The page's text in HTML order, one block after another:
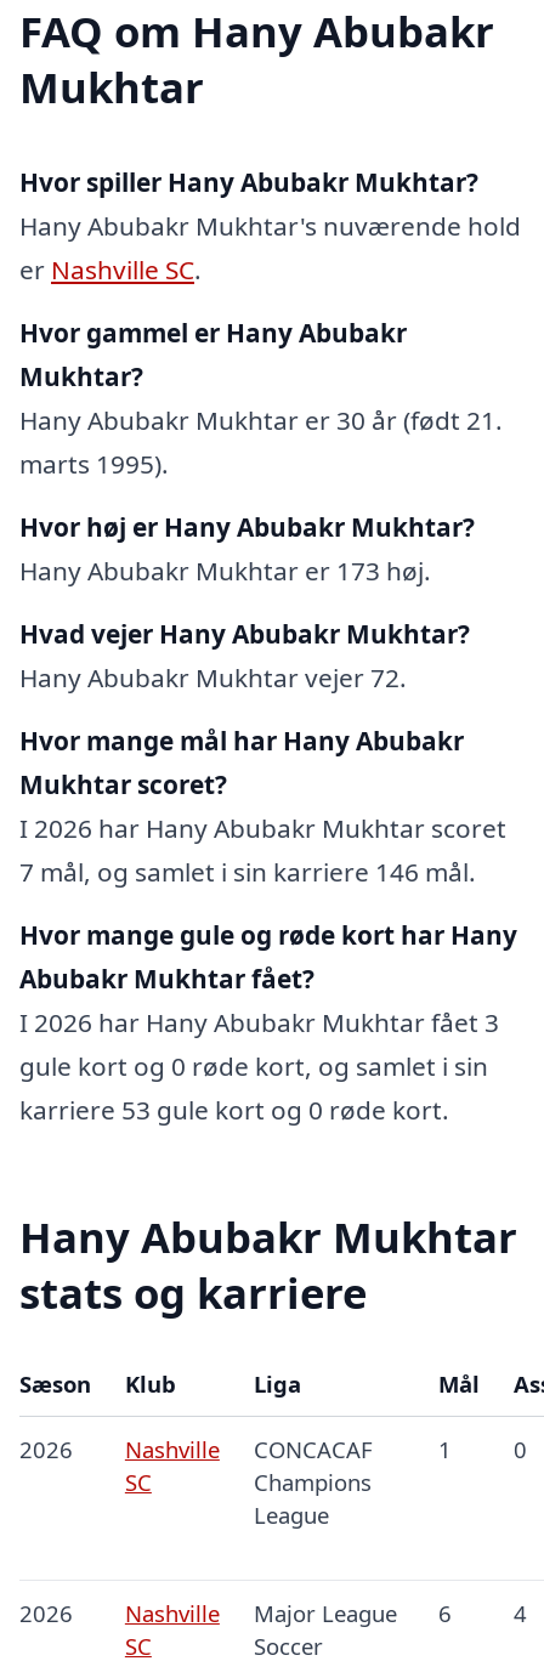
FAQ om Hany Abubakr
Mukhtar
Hvor spiller Hany Abubakr Mukhtar?
Hany Abubakr Mukhtar's nuværende hold
er Nashville SC.
Hvor gammel er Hany Abubakr
Mukhtar?
Hany Abubakr Mukhtar er 30 år (født 21.
marts 1995).
Hvor høj er Hany Abubakr Mukhtar?
Hany Abubakr Mukhtar er 173 høj.
Hvad vejer Hany Abubakr Mukhtar?
Hany Abubakr Mukhtar vejer 72.
Hvor mange mål har Hany Abubakr
Mukhtar scoret?
I 2026 har Hany Abubakr Mukhtar scoret
7 mål, og samlet i sin karriere 146 mål.
Hvor mange gule og røde kort har Hany
Abubakr Mukhtar fået?
I 2026 har Hany Abubakr Mukhtar fået 3
gule kort og 0 røde kort, og samlet i sin
karriere 53 gule kort og 0 røde kort.
Hany Abubakr Mukhtar
stats og karriere
Sæson Klub Liga Mål
2026
Nashville
SC
CONCACAF
Champions
League
1 0
2026
Nashville
SC
Major League
Soccer
6 4